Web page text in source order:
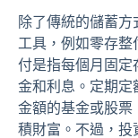
除了傳統的儲蓄
工具，例如零存
付是指每個月固定
金和利息。定期定
金額的基金或股票
積財富。不過，投